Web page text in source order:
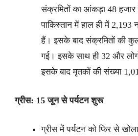
संक्रमितों का आंकड़ा 48 हजार
पाकिस्तान में हाल ही में 2,193
हैं। इसके बाद संक्रमितों की
गई। इसके साथ ही 32 और
इसके बाद मृतकों की संख्या
ग्रीस: 15 जून से पर्यटन शुरू
ग्रीस में पर्यटन को फिर से